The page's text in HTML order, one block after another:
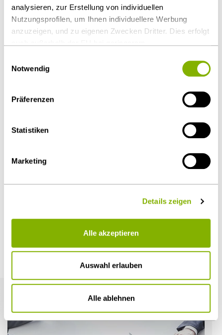
analysieren, zur Erstellung von individuellen
Nutzungsprofilen, um Ihnen individuellere Werbung
anzuzeigen, und zu eigenen Zwecken Dritter. Dies erfolgt
Regelungen das Risiko des staatlichen Zugriffs &
auszuschließen ist. Sie können Ihre Einwilligung jederzeit
über dieCookie-Einstellungen
widerrufen oder ändern.
Notwendig
Präferenzen
Statistiken
Marketing
Details zeigen
Alle akzeptieren
Auswahl erlauben
Alle ablehnen
Download Volltext:
Modernisierungspaket für Klimaschutz und
Weitere Artikel